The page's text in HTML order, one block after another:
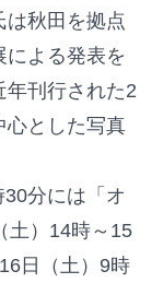
秋田を拠点
による発表を
年刊行された2
心とした写真
分には「オ
土）14時～15
日（土）9時